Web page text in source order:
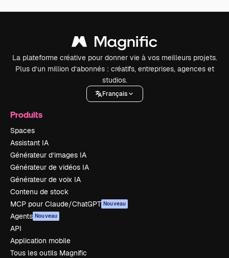
La plateforme créative pour donner vie à vos meilleurs projets.
Plus d’un million d’abonnés : créatifs, entreprises, agences et
studios.
Français
Produits
Spaces
Assistant IA
Générateur d’images IA
Générateur de vidéos IA
Générateur de voix IA
Contenu de stock
MCP pour Claude/ChatGPT Nouveau
Agents Nouveau
API
Application mobile
Tous les outils Magnific